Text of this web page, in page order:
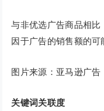
与非优选广告商品相
因于广告的销售额的可
图片来源：亚马逊广告
关键词关联度